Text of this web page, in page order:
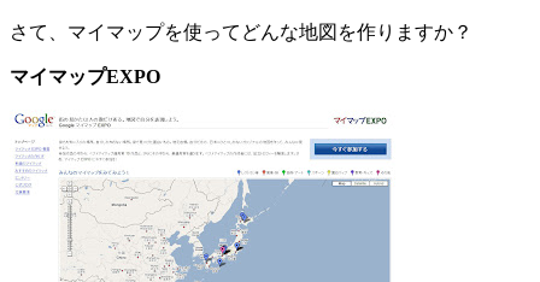
さて、マイマップを使ってどんな地図を作りますか？
マイマップEXPO